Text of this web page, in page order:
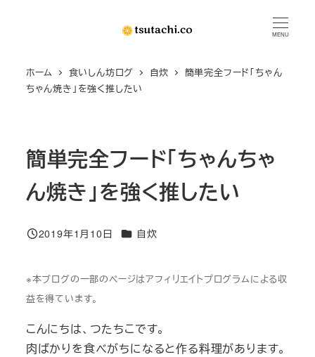
MENU
ホーム 食いしん坊ログ 自炊
簡単完全フード「ちゃん
ちゃん焼き」を強く推したい
簡単完全フード「ちゃんちゃ
ん焼き」を強く推したい
投稿日
2019年1月10日 カテゴリー
自炊
※本ブログの一部のページはアフィリエイトプログラムによる収
益を得ています。
こんにちは、つたちこです。
肉ばかりを食べがちになると作る料理があります。